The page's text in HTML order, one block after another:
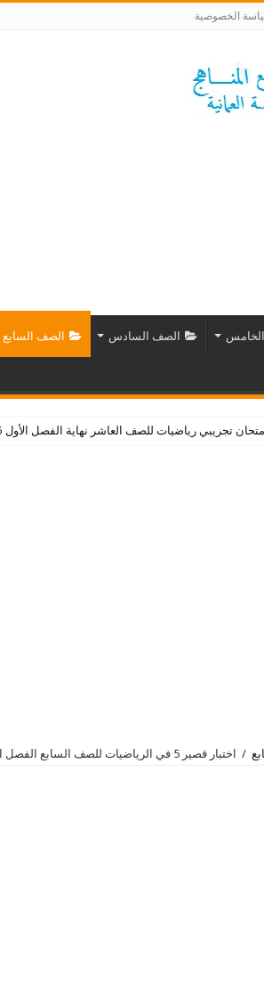
الخصوصية
الصف السادس الصف السابع
امتحان تجريبي رياضيات للصف العاشر نهاية الفصل الأول 2025-2026 محافظة جنوب الشرقية
/ اختبار قصير 5 في الرياضيات للصف السابع الفصل الاول منهاج كامبردج 2019-2020